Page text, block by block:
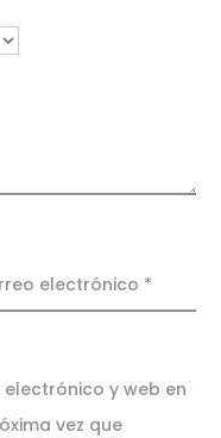
electrónico *
y web en
vez que